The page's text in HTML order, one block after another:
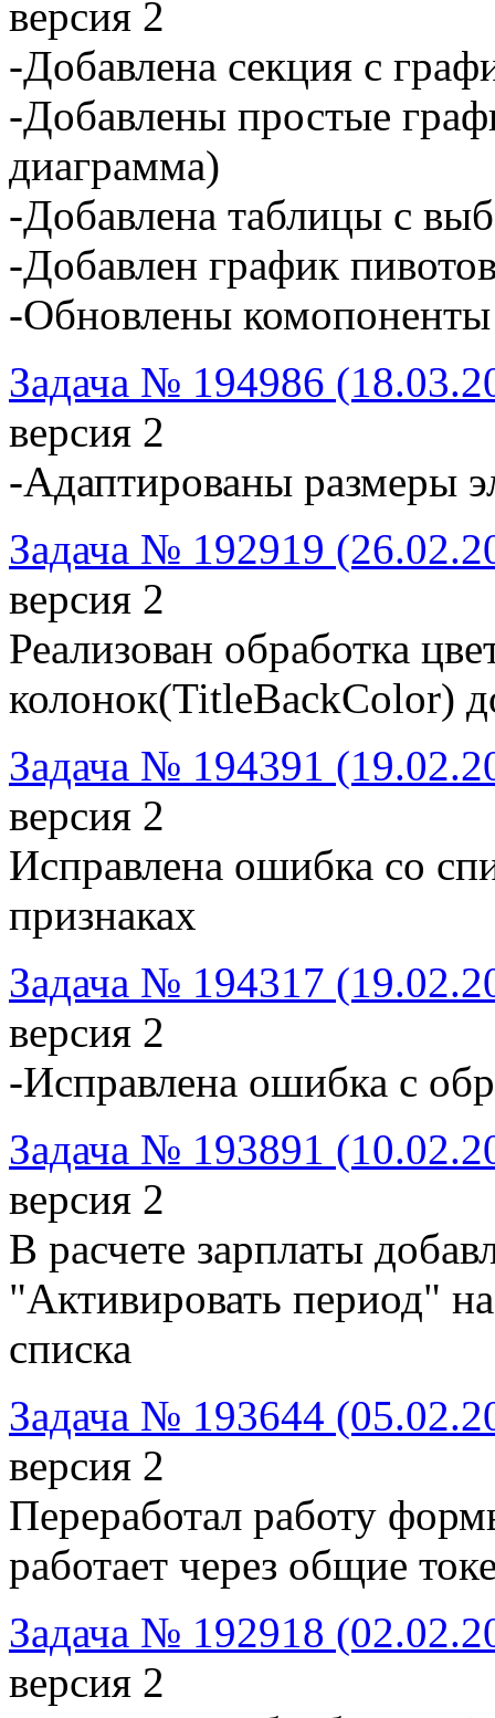
версия 2
-Добавлена секция с
-Добавлены простые
диаграмма)
-Добавлена таблицы с
-Добавлен график
-Обновлены комопоненты
Задача № 194986
версия 2
-Адаптированы размеры
Задача № 192919
версия 2
Реализован обработка
колонок(TitleBackColor)
Задача № 194391
версия 2
Исправлена ошибка со
признаках
Задача № 194317
версия 2
-Исправлена ошибка с
Задача № 193891
версия 2
В расчете зарплаты
"Активировать период"
списка
Задача № 193644
версия 2
Переработал работу
работает через общие
Задача № 192918
версия 2